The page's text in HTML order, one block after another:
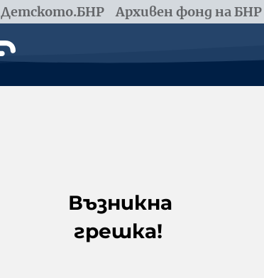
Детското.БНР Архивен фонд на БНР
Възникна
грешка!